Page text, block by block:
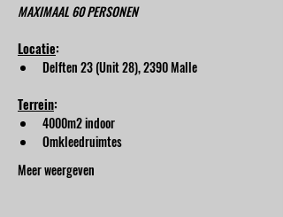
MAXIMAAL 60 PERSONEN
Locatie:
Delften 23 (Unit 28), 2390 Malle
Terrein:
4000m2 indoor
Omkleedruimtes
Meer weergeven